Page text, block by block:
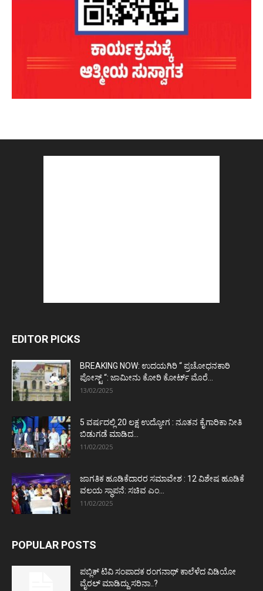
EDITOR PICKS
BREAKING NOW: ಉದಯಗಿರಿ “ ಪ್ರಚೋಧನಕಾರಿ
ಪೋಸ್ಟ್‌ “: ಜಾಮೀನು ಕೋರಿ ಕೋರ್ಟ್‌ ಮೊರೆ...
13/02/2025
5 ವರ್ಷದಲ್ಲಿ 20 ಲಕ್ಷ ಉದ್ಯೋಗ : ನೂತನ ಕೈಗಾರಿಕಾ ನೀತಿ
ಬಿಡುಗಡೆ ಮಾಡಿದ...
11/02/2025
ಜಾಗತಿಕ ಹೂಡಿಕೆದಾರರ ಸಮಾವೇಶ : 12 ವಿಶೇಷ ಹೂಡಿಕೆ
ವಲಯ ಸ್ಥಾಪನೆ: ಸಚಿವ ಎಂ...
11/02/2025
POPULAR POSTS
ಪಬ್ಲಿಕ್ ಟಿವಿ ಸಂಪಾದಕ ರಂಗನಾಥ್ ಕಾಲೆಳೆದ ವಿಡಿಯೋ
ವೈರಲ್ ಮಾಡಿದ್ದು ಸರಿನಾ..?